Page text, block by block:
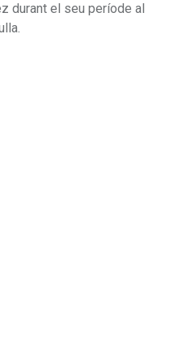
durant el seu període al